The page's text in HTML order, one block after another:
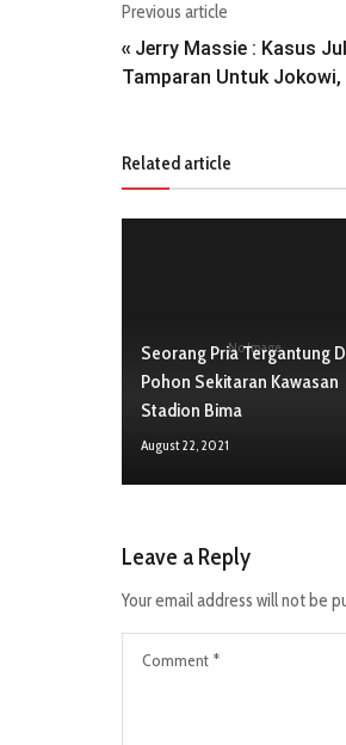
Previous article
« Jerry Massie : Kasus
Tamparan Untuk Jokowi,
Related article
No Image
Seorang Pria Tergantung
Pohon Sekitaran Kawasan
Stadion Bima
August 22, 2021
Leave a Reply
Your email address will not be